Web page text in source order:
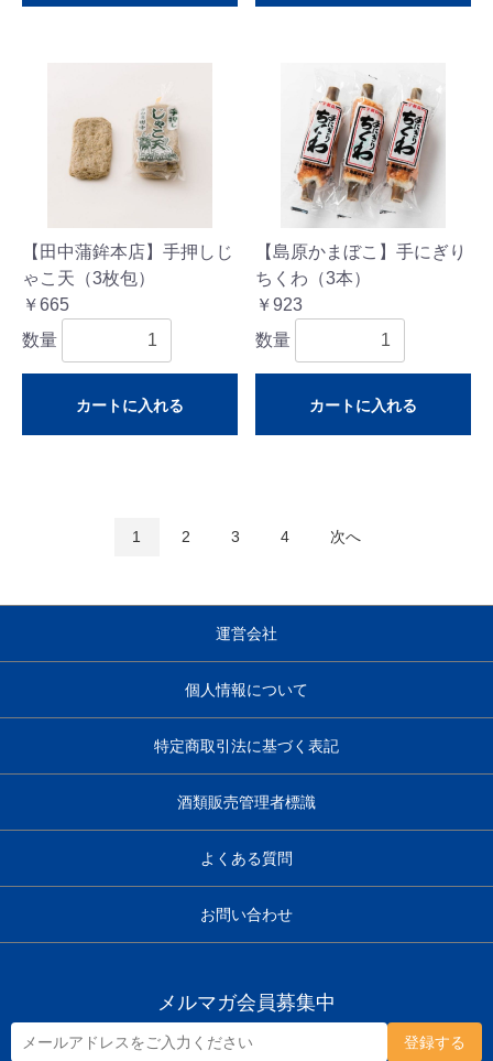
【田中蒲鉾本店】手押しじ
ゃこ天（3枚包）
￥665
数量
カートに入れる
【島原かまぼこ】手にぎり
ちくわ（3本）
￥923
数量
カートに入れる
1 2 3 4 次へ
運営会社
個人情報について
特定商取引法に基づく表記
酒類販売管理者標識
よくある質問
お問い合わせ
メルマガ会員募集中